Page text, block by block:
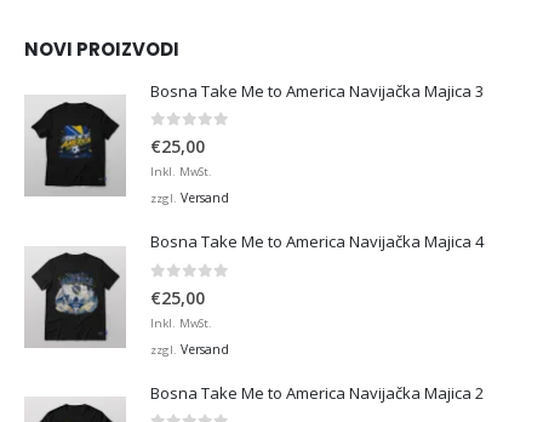
NOVI PROIZVODI
Bosna Take Me to America Navijačka Majica 3
0 von 5
€25,00
Inkl. MwSt.
zzgl. Versand
Bosna Take Me to America Navijačka Majica 4
€25,00
Inkl. MwSt.
zzgl. Versand
Bosna Take Me to America Navijačka Majica 2